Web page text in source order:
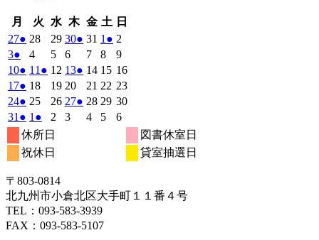
月
曜
日
火 火
曜
日
水 水
曜
日
木木
曜
日
金金
曜
日
土 土
曜
日
日
272026
年
7
月
27
日
● (1
件
の
イ
ベ
ン
ト)
282026
7
月
日
292026
年
7
月
29
日
302026
7
月
30
日
● (1
件
の
イ
ベ
ン
31 2026
年
7
月
31
日
1 2026
年
8
月
1
日
● (1
件
の
イ
ベ
ン
ト)
2
年
8
月
2
日
32026
年
8
月
3
日
●
件
の
イ
ベ
ン
ト)
42026
年
8
月
4
日
52026
年
8
月
5
日
62026
年
8
月
6
日
72026
年
8
月
7
日
82026
年
8
月
8
日
92026
年
8
月
9
日
102026
年
8
月
10
日
● (1
件
の
イ
ベ
ン
ト)
11 2026
11
日
● (1
件
の
イ
ベ
ン
ト)
12 2026
年
8
月
12
132026
年
8
月
● (1
件
の
イ
142026
年
8
月
14
152026
年
8
月
15
162026
8
16
172026
年
8
月
17
日
● (1
件
の
イ
ベ
ン
182026
月
18
日
192026
年
8
202026
年
21 2026
年
8
22 2026
年
232026
年
月
242026
年
8
月
24
● (1
件
の
イ
ベ
ト)
252026
年
8
月
25
262026
年
272026
● (1
件
ト)
282026
年
292026
年
302026
8
月
31 2026
年
8
月
日
● (1
件
の
イ
ベ
ン
ト)
1 2026
年
9
月
日
●
件
の
イ
ベ
ン
ト)
2 2026
日
32026
42026
52026
62026
年
9
休所日
図書休室日
祝休日
貸室抽選日
〒803‐0814
北九州市小倉北区大手町１１番４号
TEL：093‐583‐3939
FAX：093‐583‐5107